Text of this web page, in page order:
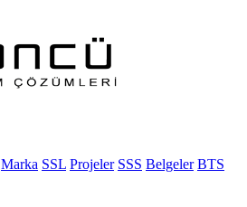
Marka SSL Projeler SSS Belgeler BTS